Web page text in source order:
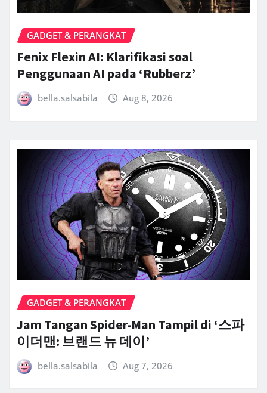
GADGET & PERANGKAT
Fenix Flexin AI: Klarifikasi soal
Penggunaan AI pada ‘Rubberz’
bella.salsabila Aug 8, 2026
GADGET & PERANGKAT
Jam Tangan Spider-Man Tampil di ‘스파
이더맨: 브랜드 뉴 데이’
bella.salsabila Aug 7, 2026